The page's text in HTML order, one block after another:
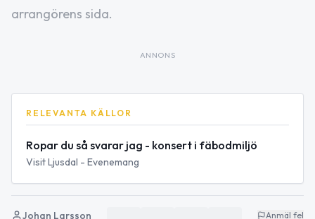
arrangörens sida.
ANNONS
RELEVANTA KÄLLOR
Ropar du så svarar jag - konsert i fäbodmiljö
Visit Ljusdal - Evenemang
Johan Larsson Anmäl fel